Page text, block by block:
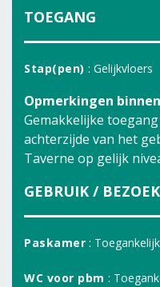
TOEGANG
Stap(pen) : Gelijkvloers
Opmerkingen
Gemakkelijke
achterzijde van het
Taverne op gelijk
GEBRUIK / BEZOEK
Paskamer : Toegankelijk
WC voor pbm :